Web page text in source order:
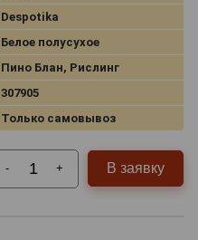
Despotika
Белое полусухое
Пино Блан, Рислинг
307905
Только самовывоз
- + В заявку